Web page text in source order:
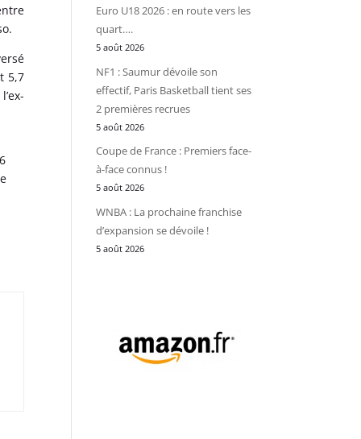
5,7
Euro U18 2026 : en route vers les
quart….
5 août 2026
NF1 : Saumur dévoile son
effectif, Paris Basketball tient ses
2 premières recrues
5 août 2026
Coupe de France : Premiers face-
à-face connus !
5 août 2026
WNBA : La prochaine franchise
d’expansion se dévoile !
5 août 2026